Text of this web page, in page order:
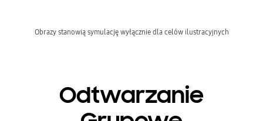
Obrazy stanowią symulację wyłącznie dla celów ilustracyjnych
Odtwarzanie